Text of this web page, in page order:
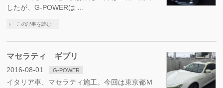
したが、G-POWERは …
この記事を読む
マセラティ ギブリ
2016-08-01 G-POWER
イタリア車、マセラティ施工。今回は東京都Ｍ